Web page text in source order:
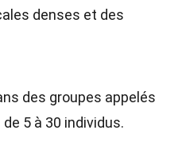
denses et des
des groupes appelés
5 à 30 individus.